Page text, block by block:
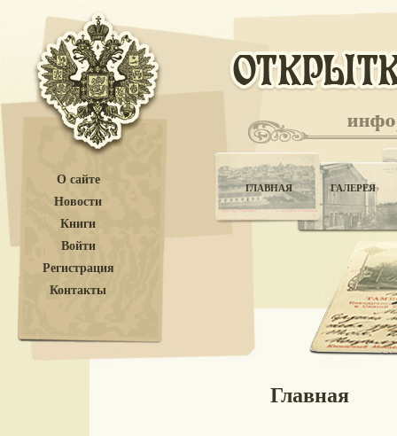
О сайте
Новости
Книги
Войти
Регистрация
Контакты
ГЛАВНАЯ ГАЛЕРЕЯ
Главная